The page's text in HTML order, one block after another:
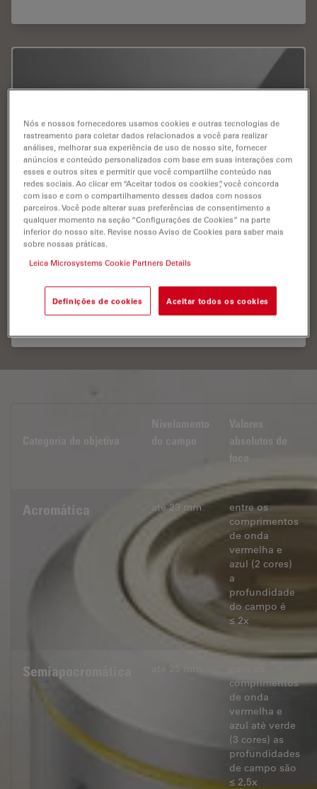
As apocromáticas Leica são objetivas para aplicações
com as mais elevadas especificações na faixa visual e
além dela, oferecendo nivelamento de campo de até 25
comprimentos de onda vermelha e azulaté verde (3
cores) são as profundidades de campo ≤ 1,0 x da
objetiva.
absolutos de
foco
Acromática até 23 mm
entre os
comprimentos
de onda
vermelha e
azul (2 cores)
a
profundidade
do campo é
≤ 2x
Semiapocromática
comprimentos
de onda
vermelha e
azul até verde
(3 cores) as
profundidades
de campo são
≤ 2,5x
Nós e nossos fornecedores usamos cookies e outras tecnologias de
rastreamento para coletar dados relacionados a você para realizar
análises, melhorar sua experiência de uso de nosso site, fornecer
anúncios e conteúdo personalizados com base em suas interações com
esses e outros sites e permitir que você compartilhe conteúdo nas
redes sociais. Ao clicar em “Aceitar todos os cookies”, você concorda
com isso e com o compartilhamento desses dados com nossos
parceiros. Você pode alterar suas preferências de consentimento a
qualquer momento na seção “Configurações de Cookies” na parte
inferior do nosso site. Revise nosso Aviso de Cookies para saber mais
sobre nossas práticas.
Leica Microsystems Cookie Partners Details
Definições de cookies Aceitar todos os cookies